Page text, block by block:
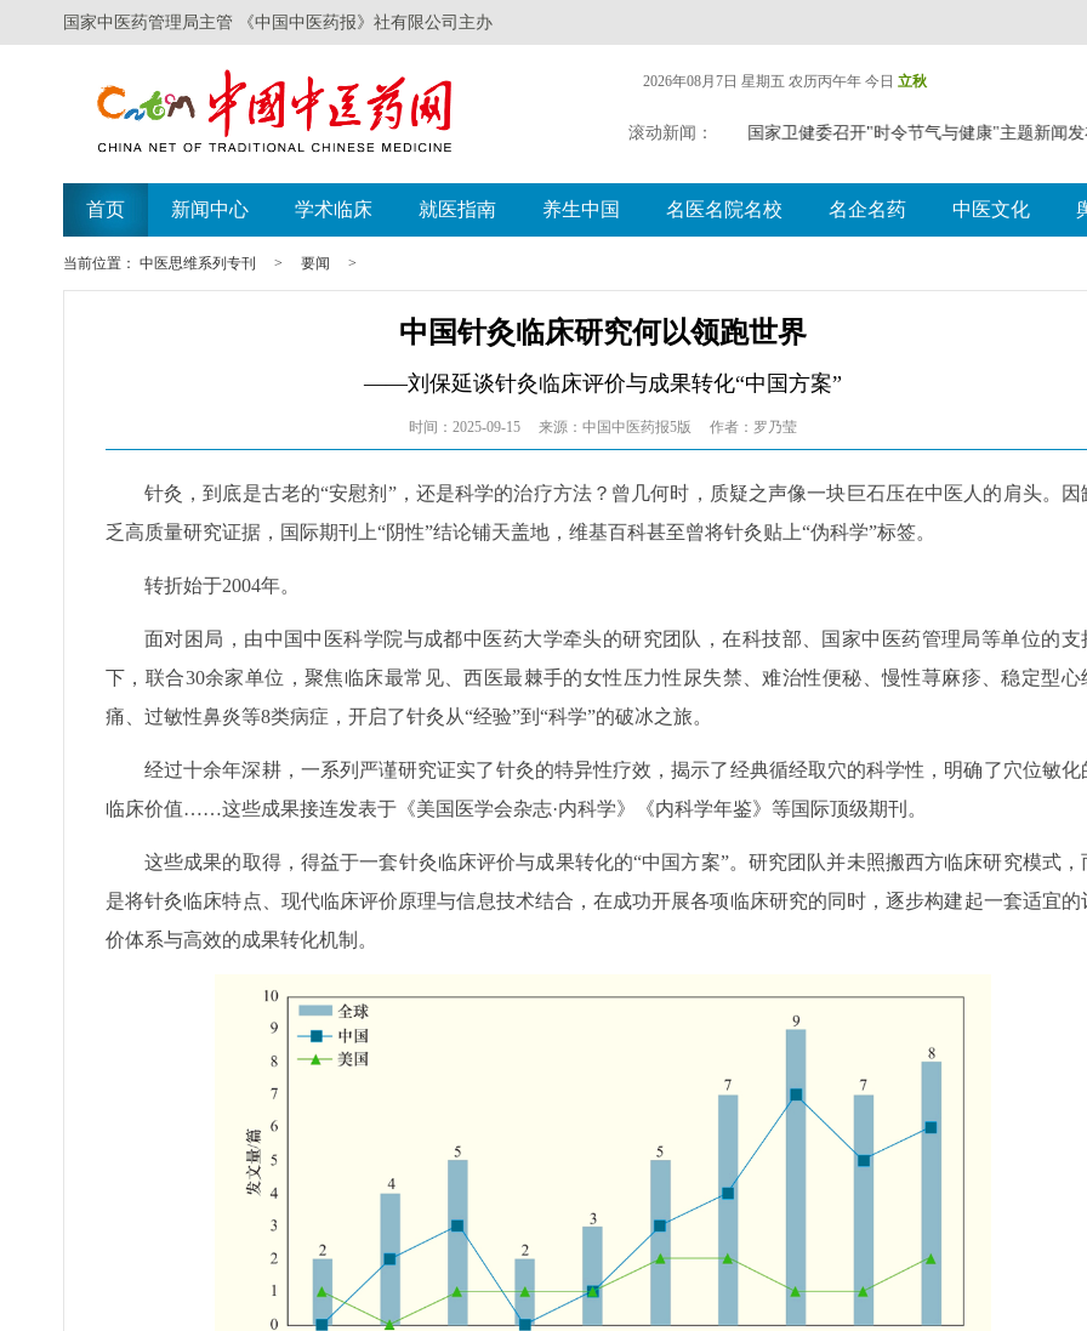
国家中医药管理局主管 《中国中医药报》社有限公司主办
2026年08月7日 星期五 农历丙午年 今日 立秋
滚动新闻：
遗失声明 广西举办比赛探索中（壮瑶）药药膳食疗推广应用 国家卫健委召开"时令节气与健康"主题新闻发
首页 新闻中心 学术临床 就医指南 养生中国 名医名院名校 名企名药 中医文化
当前位置： 中医思维系列专刊 > 要闻 >
中国针灸临床研究何以领跑世界
——刘保延谈针灸临床评价与成果转化“中国方案”
时间：2025-09-15 来源：中国中医药报5版 作者：罗乃莹
针灸，到底是古老的“安慰剂”，还是科学的治疗方法？曾几何时，质疑之声像一块巨石压在中医人的肩头。因
乏高质量研究证据，国际期刊上“阴性”结论铺天盖地，维基百科甚至曾将针灸贴上“伪科学”标签。
转折始于2004年。
面对困局，由中国中医科学院与成都中医药大学牵头的研究团队，在科技部、国家中医药管理局等单位的支
下，联合30余家单位，聚焦临床最常见、西医最棘手的女性压力性尿失禁、难治性便秘、慢性荨麻疹、稳定型心
痛、过敏性鼻炎等8类病症，开启了针灸从“经验”到“科学”的破冰之旅。
经过十余年深耕，一系列严谨研究证实了针灸的特异性疗效，揭示了经典循经取穴的科学性，明确了穴位敏化
临床价值……这些成果接连发表于《美国医学会杂志·内科学》《内科学年鉴》等国际顶级期刊。
这些成果的取得，得益于一套针灸临床评价与成果转化的“中国方案”。研究团队并未照搬西方临床研究模式，
是将针灸临床特点、现代临床评价原理与信息技术结合，在成功开展各项临床研究的同时，逐步构建起一套适宜的
价体系与高效的成果转化机制。